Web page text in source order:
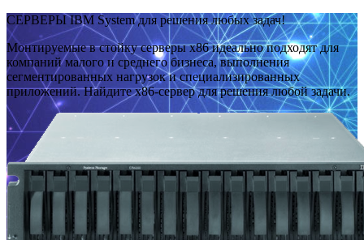
СЕРВЕРЫ IBM System для решения любых задач!
Монтируемые в стойку серверы x86 идеально подходят для
компаний малого и среднего бизнеса, выполнения
сегментированных нагрузок и специализированных
приложений. Найдите x86-сервер для решения любой задачи.